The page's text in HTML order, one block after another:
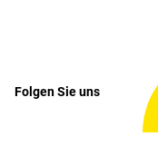
Folgen Sie uns